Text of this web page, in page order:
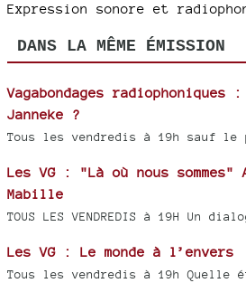
Expression sonore et
DANS LA MÊME ÉMISSION
Vagabondages
Janneke ?
Tous les vendredis à 19h sauf le
Les VG : "Là où nous sommes"
Mabille
TOUS LES VENDREDIS à 19H Un
Les VG : Le monde à l’envers
Tous les vendredis à 19h Quelle